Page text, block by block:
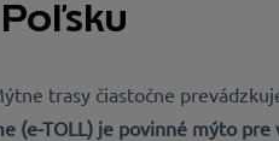
trasy čiastočne
(e-TOLL) je povinné mýto